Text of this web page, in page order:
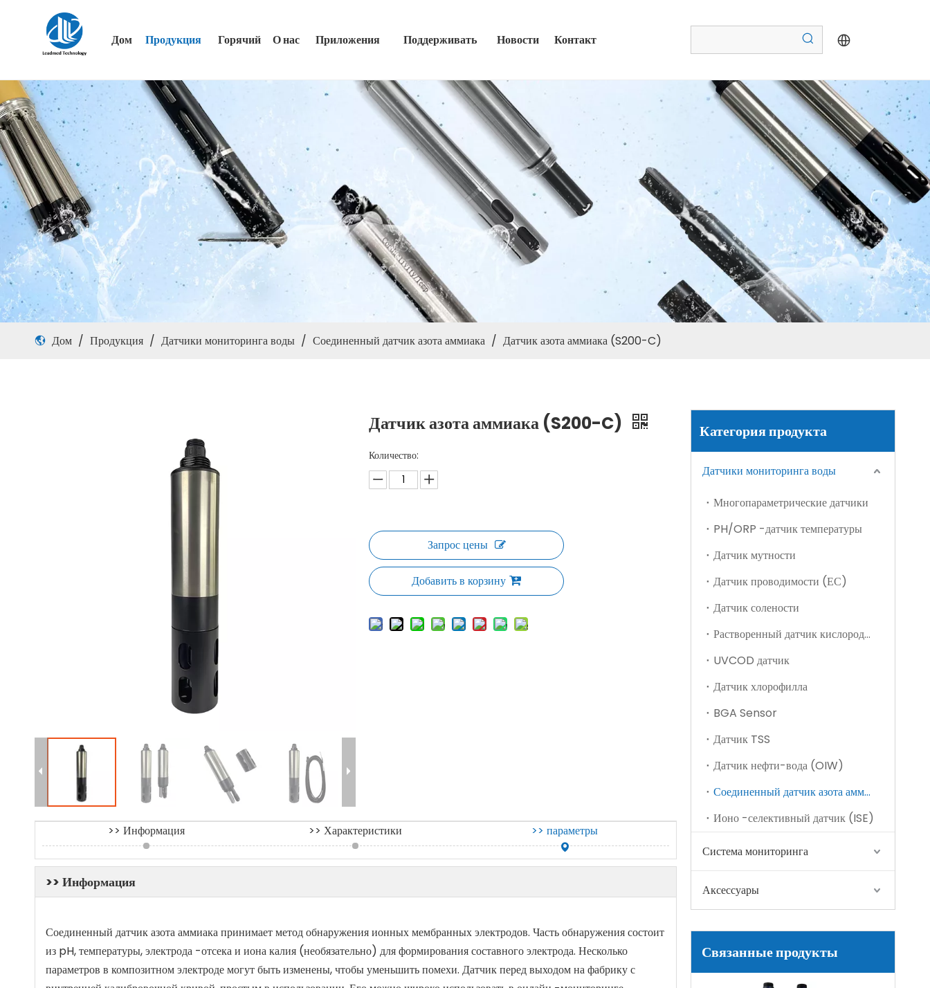
Дом Продукция Горячий О нас Приложения Поддерживать Новости Контакт
Дом / Продукция / Датчики мониторинга воды / Соединенный датчик азота аммиака / Датчик азота аммиака (S200-C)
Датчик азота аммиака (S200-C)
Количество:
Запрос цены
Добавить в корзину
>> Информация >> Характеристики >> параметры
>> Информация
Соединенный датчик азота аммиака принимает метод обнаружения ионных мембранных электродов. Часть обнаружения состоит
из pH, температуры, электрода -отсека и иона калия (необязательно) для формирования составного электрода. Несколько
параметров в композитном электроде могут быть изменены, чтобы уменьшить помехи. Датчик перед выходом на фабрику с
Категория продукта
Датчики мониторинга воды
Многопараметрические датчики
PH/ORP -датчик температуры
Датчик мутности
Датчик проводимости (ЕС)
Датчик солености
Растворенный датчик кислорода (DO)
UVCOD датчик
Датчик хлорофилла
BGA Sensor
Датчик TSS
Датчик нефти-вода (OIW)
Соединенный датчик азота аммиака
Ионо -селективный датчик (ISE)
Система мониторинга
Аксессуары
Связанные продукты
Датчик pH (S14-A)
Датчик солености (S25-A)